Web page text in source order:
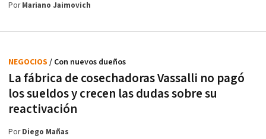
PorMariano Jaimovich
La fábrica de cosechadoras Vassalli no pagó
los sueldos y crecen las dudas sobre su
reactivación
NEGOCIOS / Con nuevos dueños
PorDiego Mañas